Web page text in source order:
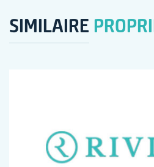
SIMILAIRE